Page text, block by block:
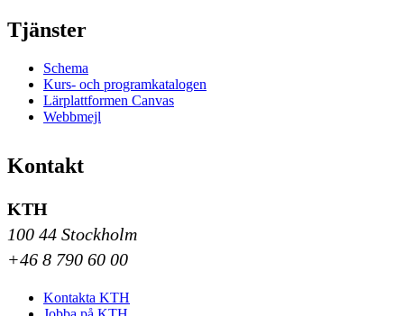
Tjänster
Schema
Kurs- och programkatalogen
Lärplattformen Canvas
Webbmejl
Kontakt
KTH
100 44 Stockholm
+46 8 790 60 00
Kontakta KTH